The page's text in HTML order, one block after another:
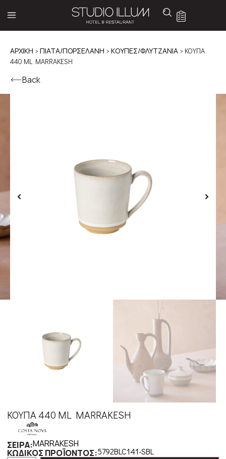
ΑΡΧΙΚΉ >ΠΙΑΤΑ/ΠΟΡΣΕΛΑΝΗ >ΚΟΥΠΕΣ/ΦΛΥΤΖΑΝΙΑ > ΚΟΥΠΑ
440 ML MARRAKESH
Back
ΚΟΥΠΑ 440 ML MARRAKESH
ΣΕΙΡΑ:MARRAKESH
ΚΩΔΙΚΟΣ ΠΡΟΪΟΝΤΟΣ:5792BLC141-SBL